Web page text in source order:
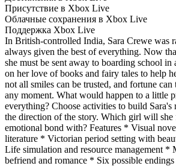
Присутствие в Xbox Live
Облачные соxранения в Xbox Live
Поддержка Xbox Live
In British-controlled India, Sara Crewe was
always given the best of everything. Now
she must be sent away to boarding school
on her love of books and fairy tales to help
not all smiles can be trusted, and fortune
any moment. What would happen to a little
everything? Choose activities to build Sara's
the direction of the story. Which girl will she
emotional bond with? Features * Visual
literature * Victorian period setting with
Life simulation and resource management *
befriend and romance * Six possible endings